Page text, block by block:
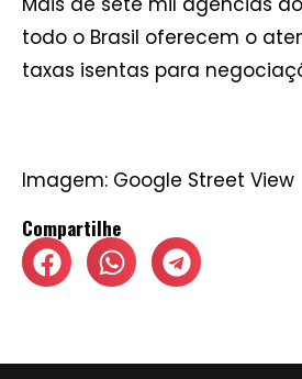
todo o Brasil oferecem o
taxas isentas para
Imagem: Google Street View
Compartilhe